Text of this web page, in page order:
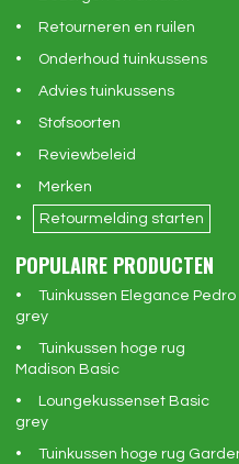
Retourneren en ruilen
Onderhoud tuinkussens
Advies tuinkussens
Stofsoorten
Reviewbeleid
Merken
Retourmelding starten
POPULAIRE PRODUCTEN
Tuinkussen Elegance Pedro
grey
Tuinkussen hoge rug
Madison Basic
Loungekussenset Basic
grey
Tuinkussen hoge rug